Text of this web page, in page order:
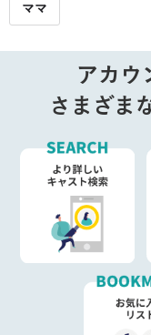
ママ
アカウ
さまざま